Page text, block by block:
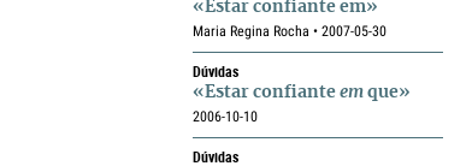
«Estar confiante em»
Maria Regina Rocha • 2007-05-30
Dúvidas
«Estar confiante em que»
2006-10-10
Dúvidas